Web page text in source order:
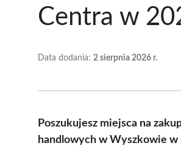
Centra w
Data dodania: 2 sierpnia 2026 r.
Poszukujesz miejsca na
handlowych w Wyszkowie